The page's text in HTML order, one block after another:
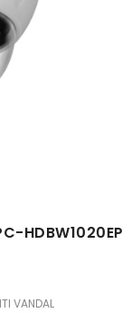
HDBW1020EP
VANDAL